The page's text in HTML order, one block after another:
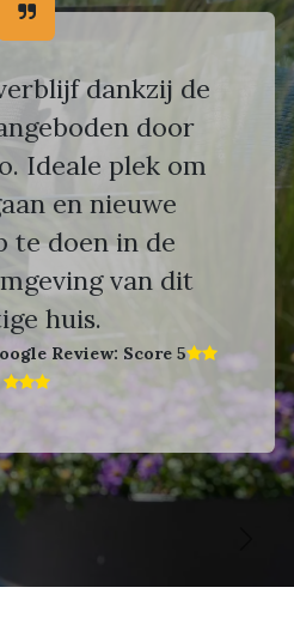
dankzij de
door
Ideale plek om
en nieuwe
te doen in de
van dit
huis.
Review: Score 5​